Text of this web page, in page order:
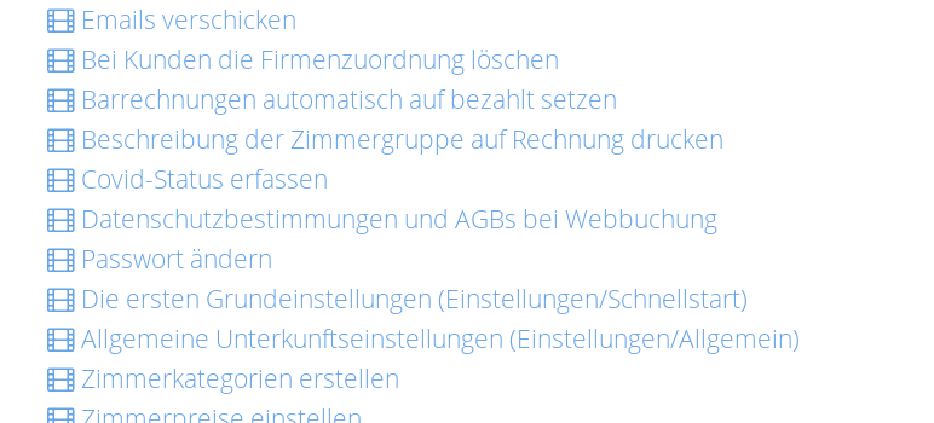
Emails verschicken
Bei Kunden die Firmenzuordnung löschen
Barrechnungen automatisch auf bezahlt setzen
Beschreibung der Zimmergruppe auf Rechnung drucken
Covid-Status erfassen
Datenschutzbestimmungen und AGBs bei Webbuchung
Passwort ändern
Die ersten Grundeinstellungen (Einstellungen/Schnellstart)
Allgemeine Unterkunftseinstellungen (Einstellungen/Allgemein)
Zimmerkategorien erstellen